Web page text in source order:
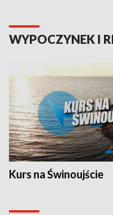
WYPOCZYNEK I
Kurs na Świnoujście